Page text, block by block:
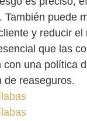
También puede
y reducir el
que las
con una política
de reaseguros.